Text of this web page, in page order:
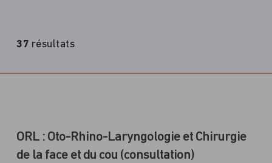
37 résultats
ORL : Oto-Rhino-Laryngologie et Chirurgie
de la face et du cou (consultation)